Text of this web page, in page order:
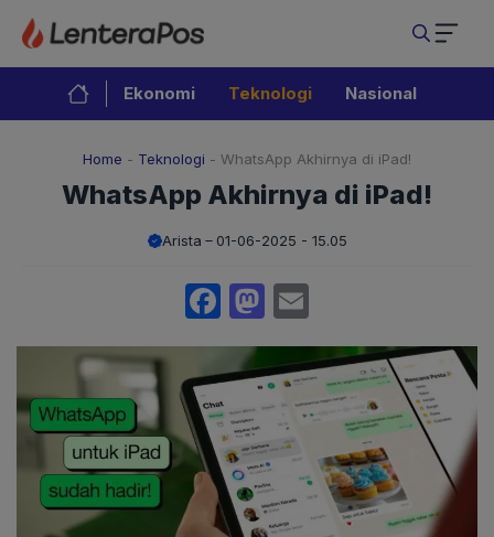
Langsung
isi
Ekonomi Teknologi Nasional
Home - Teknologi - WhatsApp Akhirnya di iPad!
WhatsApp Akhirnya di iPad!
Arista 01-06-2025 - 15.05
Facebook
Mastodon